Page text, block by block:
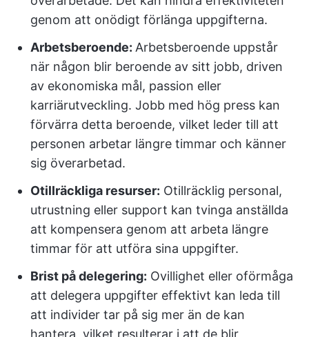
genom att onödigt förlänga uppgifterna.
Arbetsberoende: Arbetsberoende uppstår
när någon blir beroende av sitt jobb, driven
av ekonomiska mål, passion eller
karriärutveckling. Jobb med hög press kan
förvärra detta beroende, vilket leder till att
personen arbetar längre timmar och känner
sig överarbetad.
Otillräckliga resurser: Otillräcklig personal,
utrustning eller support kan tvinga anställda
att kompensera genom att arbeta längre
timmar för att utföra sina uppgifter.
Brist på delegering: Ovillighet eller oförmåga
att delegera uppgifter effektivt kan leda till
att individer tar på sig mer än de kan
hantera, vilket resulterar i att de blir